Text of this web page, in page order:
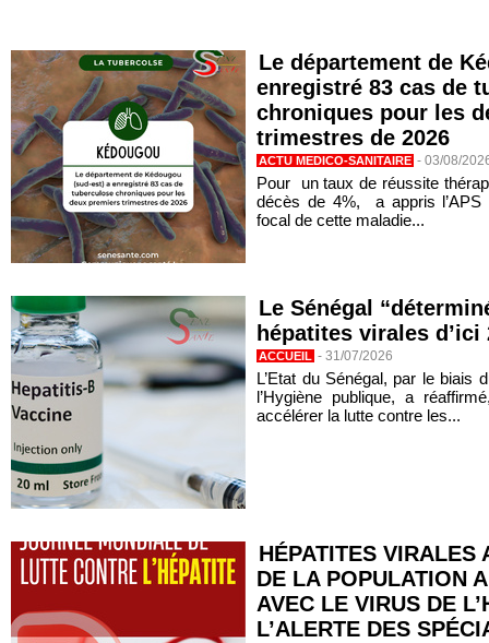
Le département de
enregistré 83 cas de
chroniques pour les
trimestres de 2026
ACTU MEDICO-SANITAIRE -03/08/
Pour un taux de réussite
décès de 4%, a appris l’APS
focal de cette maladie...
Le Sénégal
hépatites virales d’ici
ACCUEIL -31/07/2026
L’Etat du Sénégal, par le biais
l’Hygiène publique, a
accélérer la lutte contre les...
HÉPATITES VIRALES
DE LA POPULATION
AVEC LE VIRUS DE
L’ALERTE DES